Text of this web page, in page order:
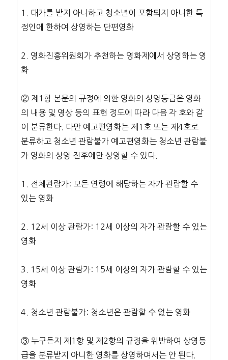
1. 대가를 받지 아니하고 청소년이 포함되지 아니한 특
정인에 한하여 상영하는 단편영화
2. 영화진흥위원회가 추천하는 영화제에서 상영하는 영
화
② 제1항 본문의 규정에 의한 영화의 상영등급은 영화
의 내용 및 영상 등의 표현 정도에 따라 다음 각 호와 같
이 분류한다. 다만 예고편영화는 제1호 또는 제4호로
분류하고 청소년 관람불가 예고편영화는 청소년 관람불
가 영화의 상영 전후에만 상영할 수 있다.
1. 전체관람가: 모든 연령에 해당하는 자가 관람할 수
있는 영화
2. 12세 이상 관람가: 12세 이상의 자가 관람할 수 있는
영화
3. 15세 이상 관람가: 15세 이상의 자가 관람할 수 있는
영화
4. 청소년 관람불가: 청소년은 관람할 수 없는 영화
③ 누구든지 제1항 및 제2항의 규정을 위반하여 상영등
급을 분류받지 아니한 영화를 상영하여서는 안 된다.